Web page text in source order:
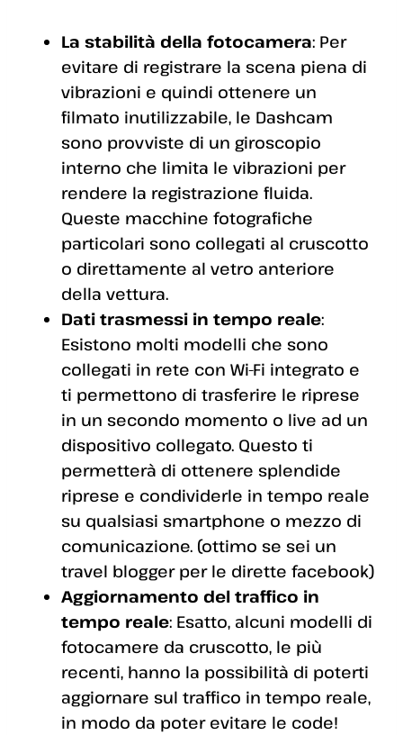
La stabilità della fotocamera: Per
evitare di registrare la scena piena di
vibrazioni e quindi ottenere un
filmato inutilizzabile, le Dashcam
sono provviste di un giroscopio
interno che limita le vibrazioni per
rendere la registrazione fluida.
Queste macchine fotografiche
particolari sono collegati al cruscotto
o direttamente al vetro anteriore
della vettura.
Dati trasmessi in tempo reale:
Esistono molti modelli che sono
collegati in rete con Wi-Fi integrato e
ti permettono di trasferire le riprese
in un secondo momento o live ad un
dispositivo collegato. Questo ti
permetterà di ottenere splendide
riprese e condividerle in tempo reale
su qualsiasi smartphone o mezzo di
comunicazione. (ottimo se sei un
travel blogger per le dirette facebook)
Aggiornamento del traffico in
tempo reale: Esatto, alcuni modelli di
fotocamere da cruscotto, le più
recenti, hanno la possibilità di poterti
aggiornare sul traffico in tempo reale,
in modo da poter evitare le code!